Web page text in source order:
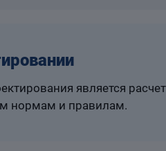
является
нормам и правилам.